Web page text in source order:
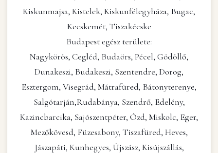
Kiskunmajsa, Kistelek, Kiskunfélegyháza, Bugac,
Kecskemét, Tiszakécske
Budapest egész területe:
Nagykörös, Cegléd, Budaörs, Pécel, Gödöllő,
Dunakeszi, Budakeszi, Szentendre, Dorog,
Esztergom, Visegrád, Mátrafüred, Bátonyterenye,
Salgótarján,Rudabánya, Szendrő, Edelény,
Kazincbarcika, Sajószentpéter, Ózd, Miskolc, Eger,
Mezőkövesd, Füzesabony, Tiszafüred, Heves,
Jászapáti, Kunhegyes, Újszász, Kisújszállás,